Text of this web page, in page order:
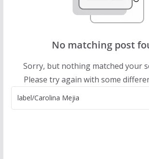
No matching post
Sorry, but nothing matched your
Please try again with some